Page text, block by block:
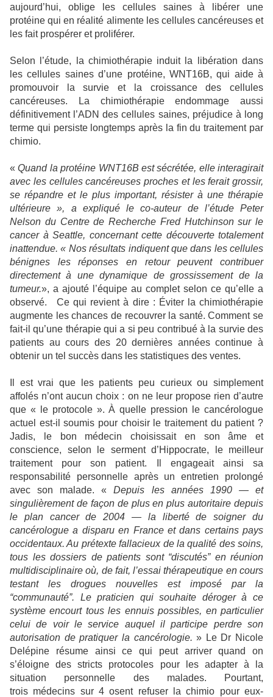
aujourd’hui, oblige les cellules saines à libérer une
protéine qui en réalité alimente les cellules cancéreuses et
les fait prospérer et proliférer.
Selon l’étude, la chimiothérapie induit la libération dans
les cellules saines d’une protéine, WNT16B, qui aide à
promouvoir la survie et la croissance des cellules
cancéreuses. La chimiothérapie endommage aussi
définitivement l’ADN des cellules saines, préjudice à long
terme qui persiste longtemps après la fin du traitement par
chimio.
«Quand la protéine WNT16B est sécrétée, elle interagirait
avec les cellules cancéreuses proches et les ferait grossir,
se répandre et le plus important, résister à une thérapie
ultérieure », a expliqué le co-auteur de l’étude Peter
Nelson du Centre de Recherche Fred Hutchinson sur le
cancer à Seattle, concernant cette découverte totalement
inattendue. « Nos résultats indiquent que dans les cellules
bénignes les réponses en retour peuvent contribuer
directement à une dynamique de grossissement de la
tumeur.», a ajouté l’équipe au complet selon ce qu’elle a
observé.
Ce qui revient à dire : Éviter la chimiothérapie
augmente les chances de recouvrer la santé. Comment se
fait-il qu’une thérapie qui a si peu contribué à la survie des
patients au cours des 20 dernières années continue à
obtenir un tel succès dans les statistiques des ventes.
Il est vrai que les patients peu curieux ou simplement
affolés n’ont aucun choix : on ne leur propose rien d’autre
que « le protocole ». À quelle pression le cancérologue
actuel est-il soumis pour choisir le traitement du patient ?
Jadis, le bon médecin choisissait en son âme et
conscience, selon le serment d’Hippocrate, le meilleur
traitement pour son patient. Il engageait ainsi sa
responsabilité personnelle après un entretien prolongé
avec son malade. «Depuis les années 1990 — et
singulièrement de façon de plus en plus autoritaire depuis
le plan cancer de 2004 — la liberté de soigner du
cancérologue a disparu en France et dans certains pays
occidentaux. Au prétexte fallacieux de la qualité des soins,
tous les dossiers de patients sont “discutés” en réunion
multidisciplinaire où, de fait, l’essai thérapeutique en cours
testant les drogues nouvelles est imposé par la
“communauté”. Le praticien qui souhaite déroger à ce
système encourt tous les ennuis possibles, en particulier
celui de voir le service auquel il participe perdre son
autorisation de pratiquer la cancérologie. » Le Dr Nicole
Delépine résume ainsi ce qui peut arriver quand on
s’éloigne des stricts protocoles pour les adapter à la
situation personnelle des malades. Pourtant,
trois médecins sur 4 osent refuser la chimio pour eux-